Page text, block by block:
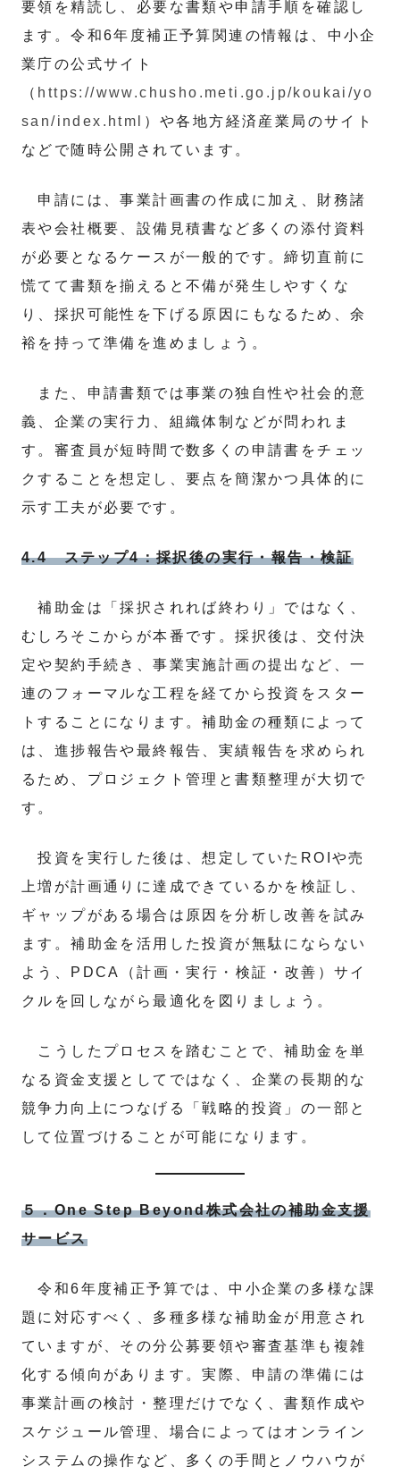
要領を精読し、必要な書類や申請手順を確認し
ます。令和6年度補正予算関連の情報は、中小企
業庁の公式サイト
（ https://www.chusho.meti.go.jp/koukai/yo
san/index.html
）や各地方経済産業局のサイト
などで随時公開されています。
申請には、事業計画書の作成に加え、財務諸
表や会社概要、設備見積書など多くの添付資料
が必要となるケースが一般的です。締切直前に
慌てて書類を揃えると不備が発生しやすくな
り、採択可能性を下げる原因にもなるため、余
裕を持って準備を進めましょう。
また、申請書類では事業の独自性や社会的意
義、企業の実行力、組織体制などが問われま
す。審査員が短時間で数多くの申請書をチェッ
クすることを想定し、要点を簡潔かつ具体的に
示す工夫が必要です。
4.4 ステップ4：採択後の実行・報告・検証
補助金は「採択されれば終わり」ではなく、
むしろそこからが本番です。採択後は、交付決
定や契約手続き、事業実施計画の提出など、一
連のフォーマルな工程を経てから投資をスター
トすることになります。補助金の種類によって
は、進捗報告や最終報告、実績報告を求められ
るため、プロジェクト管理と書類整理が大切で
す。
投資を実行した後は、想定していたROIや売
上増が計画通りに達成できているかを検証し、
ギャップがある場合は原因を分析し改善を試み
ます。補助金を活用した投資が無駄にならない
よう、PDCA（計画・実行・検証・改善）サイ
クルを回しながら最適化を図りましょう。
こうしたプロセスを踏むことで、補助金を単
なる資金支援としてではなく、企業の長期的な
競争力向上につなげる「戦略的投資」の一部と
して位置づけることが可能になります。
５．One Step Beyond株式会社の補助金支援
サービス
令和6年度補正予算では、中小企業の多様な課
題に対応すべく、多種多様な補助金が用意され
ていますが、その分公募要領や審査基準も複雑
化する傾向があります。実際、申請の準備には
事業計画の検討・整理だけでなく、書類作成や
スケジュール管理、場合によってはオンライン
システムの操作など、多くの手間とノウハウが